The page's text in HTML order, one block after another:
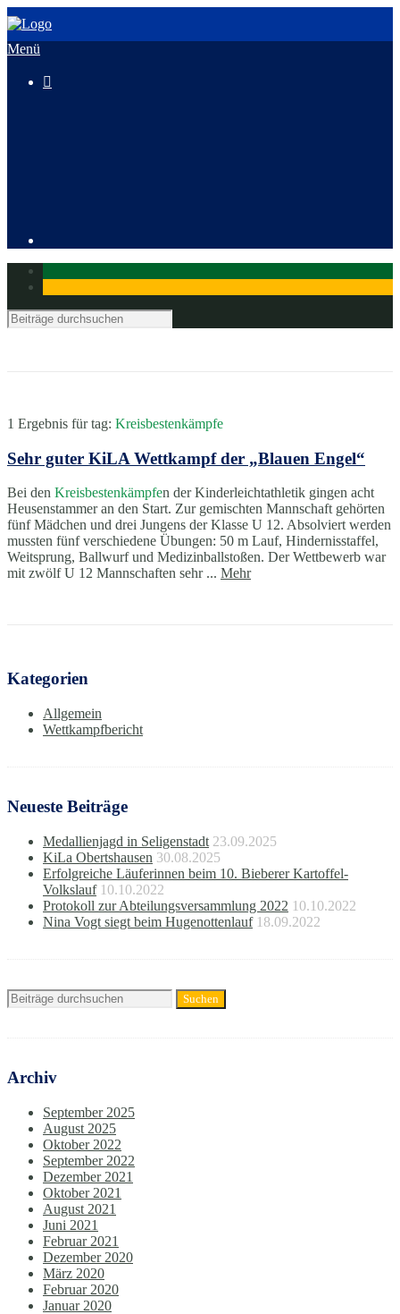
Menü

1 Ergebnis fürtag: Kreisbestenkämpfe
Sehr guter KiLA Wettkampf der „Blauen Engel“
Bei den Kreisbestenkämpfen der Kinderleichtathletik gingen acht
Heusenstammer an den Start. Zur gemischten Mannschaft gehörten
fünf Mädchen und drei Jungens der Klasse U 12. Absolviert werden
mussten fünf verschiedene Übungen: 50 m Lauf, Hindernisstaffel,
Weitsprung, Ballwurf und Medizinballstoßen. Der Wettbewerb war
mit zwölf U 12 Mannschaften sehr ... Mehr
Kategorien
Allgemein
Wettkampfbericht
Neueste Beiträge
Medallienjagd in Seligenstadt 23.09.2025
KiLa Obertshausen 30.08.2025
Erfolgreiche Läuferinnen beim 10. Bieberer Kartoffel-
Volkslauf 10.10.2022
Protokoll zur Abteilungsversammlung 2022 10.10.2022
Nina Vogt siegt beim Hugenottenlauf 18.09.2022
Archiv
September 2025
August 2025
Oktober 2022
September 2022
Dezember 2021
Oktober 2021
August 2021
Juni 2021
Februar 2021
Dezember 2020
März 2020
Februar 2020
Januar 2020